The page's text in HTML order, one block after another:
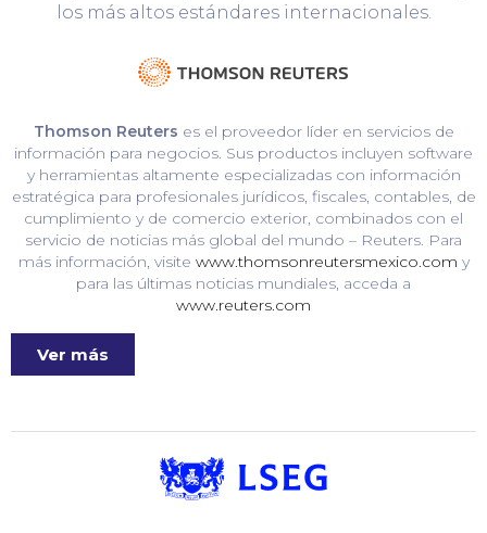
los más altos estándares internacionales.
Thomson Reuters es el proveedor líder en servicios de
información para negocios. Sus productos incluyen software
y herramientas altamente especializadas con información
estratégica para profesionales jurídicos, fiscales, contables, de
cumplimiento y de comercio exterior, combinados con el
servicio de noticias más global del mundo – Reuters. Para
más información, visite www.thomsonreutersmexico.com y
para las últimas noticias mundiales, acceda a
www.reuters.com
Ver más